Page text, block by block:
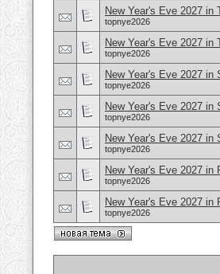
New Year's Eve 2027
topnye2026
New Year's Eve 2027
topnye2026
New Year's Eve 2027 in
topnye2026
New Year's Eve 2027 in
topnye2026
New Year's Eve 2027 in
topnye2026
New Year's Eve 2027 in
topnye2026
New Year's Eve 2027 in
topnye2026